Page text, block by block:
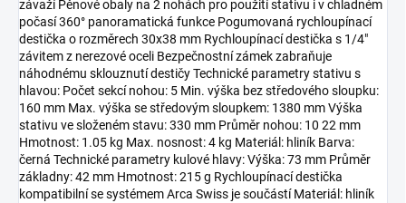
závaží Pěnové obaly na 2 nohách pro použití stativu i v chladném
počasí 360° panoramatická funkce Pogumovaná rychloupínací
destička o rozměrech 30x38 mm Rychloupínací destička s 1/4"
závitem z nerezové oceli Bezpečnostní zámek zabraňuje
náhodnému sklouznutí destičy Technické parametry stativu s
hlavou: Počet sekcí nohou: 5 Min. výška bez středového sloupku:
160 mm Max. výška se středovým sloupkem: 1380 mm Výška
stativu ve složeném stavu: 330 mm Průměr nohou: 10 22 mm
Hmotnost: 1.05 kg Max. nosnost: 4 kg Materiál: hliník Barva:
černá Technické parametry kulové hlavy: Výška: 73 mm Průměr
základny: 42 mm Hmotnost: 215 g Rychloupínací destička
kompatibilní se systémem Arca Swiss je součástí Materiál: hliník